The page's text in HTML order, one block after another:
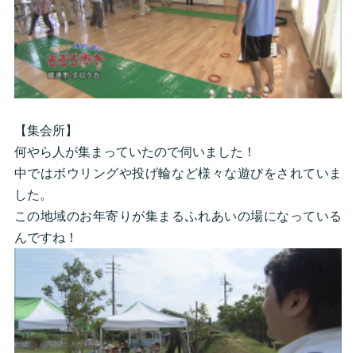
【集会所】
何やら人が集まっていたので伺いました！
中ではボウリングや投げ輪など様々な遊びをされていま
した。
この地域のお年寄りが集まるふれあいの場になっている
んですね！